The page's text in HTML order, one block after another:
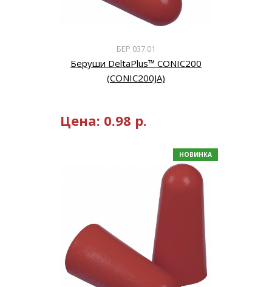
БЕР 037.01
Беруши DeltaPlus™ CONIC200
(CONIC200JA)
Цена: 0.98 р.
НОВИНКА